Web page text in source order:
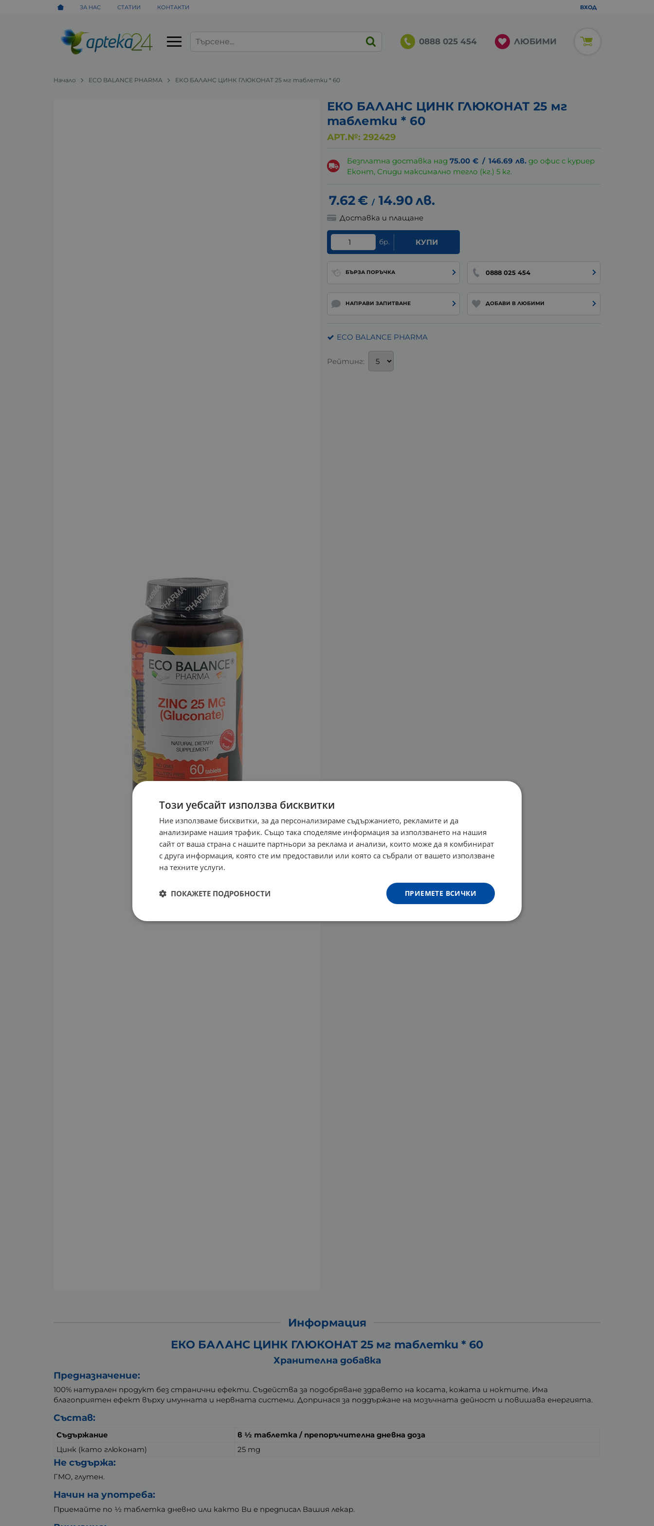
ЗА НАС СТАТИИ КОНТАКТИ ВХОД
0888 025 454 ЛЮБИМИ
Начало ECO BALANCE PHARMA ЕКО БАЛАНС ЦИНК ГЛЮКОНАТ 25 мг таблетки * 60
ЕКО БАЛАНС ЦИНК ГЛЮКОНАТ 25 мг
таблетки * 60
АРТ.№: 292429
Безплатна доставка над75.00 € / 146.69 лв. до офис с куриер
Еконт, Спиди максимално тегло (кг.) 5 кг.
7.62€ / 14.90лв.
Доставка и плащане
бр. КУПИ
БЪРЗА ПОРЪЧКА 0888 025 454
НАПРАВИ ЗАПИТВАНЕ ДОБАВИ В ЛЮБИМИ
ECO BALANCE PHARMA
Рейтинг:
Информация
ЕКО БАЛАНС ЦИНК ГЛЮКОНАТ 25 мг таблетки * 60
Хранителна добавка
Предназначение:
100% натурален продукт без странични ефекти. Съдейства за подобряване здравето на косата, кожата и ноктите. Има
благоприятен ефект върху имунната и нервната системи. Допринася за поддържане на мозъчната дейност и повишава енергията.
Състав:
Съдържание
в ½ таблетка / препоръчителна дневна доза
Цинк (като глюконат)
25 mg
Не съдържа:
ГМО, глутен.
Начин на употреба:
Приемайте по ½ таблетка дневно или както Ви е предписал Вашия лекар.
Този уебсайт използва бисквитки
Ние използваме бисквитки, за да персонализираме съдържанието, рекламите и да
анализираме нашия трафик. Също така споделяме информация за използването на нашия
сайт от ваша страна с нашите партньори за реклама и анализи, които може да я комбинират
с друга информация, която сте им предоставили или която са събрали от вашето използване
на техните услуги.
ПРИЕМЕТЕ ВСИЧКИ
ПОКАЖЕТЕ ПОДРОБНОСТИ